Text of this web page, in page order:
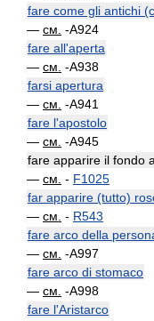
fare come gli antichi
— см. -A924
fare all'aperta
— см. -A938
farsi apertura
— см. -A941
fare l'apostolo
— см. -A945
fare apparire il fondo
— см. - F1025
far apparire (tutto)
— см. - R543
fare arco della
— см. -A997
fare arco di stomaco
— см. -A998
fare l'Aristarco